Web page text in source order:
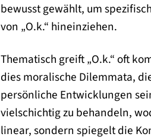
bewusst gewählt, um
von „O.k.“ hineinziehen.
Thematisch greift „O.k.“ oft
dies moralische Dilemmata,
persönliche Entwicklungen
vielschichtig zu behandeln,
linear, sondern spiegelt die